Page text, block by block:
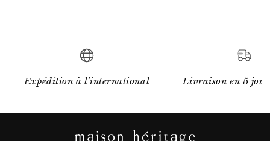
Expédition à l'international Livraison en 5